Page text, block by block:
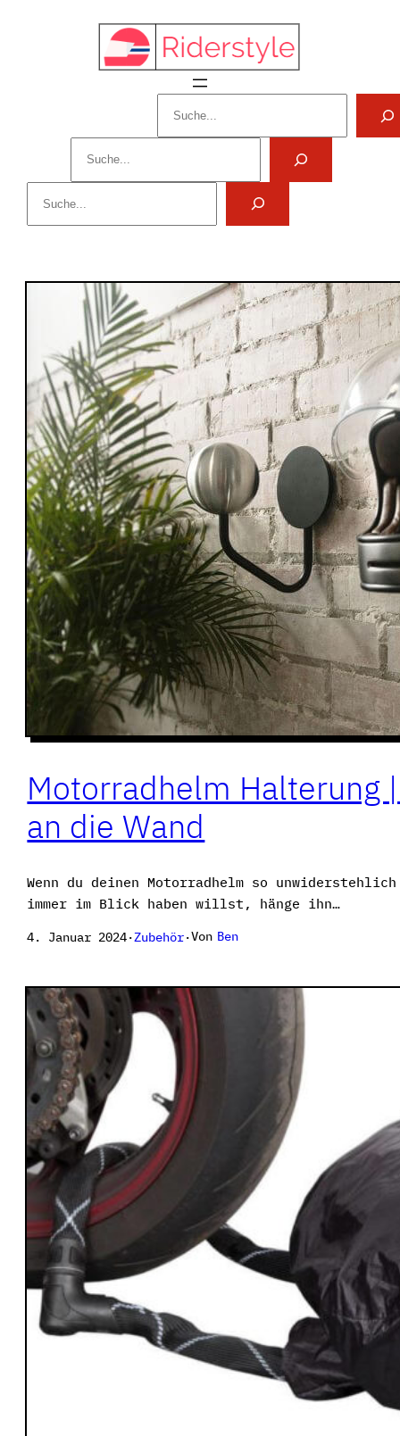
Motorradhelm Halterung
an die Wand
Wenn du deinen Motorradhelm so
immer im Blick haben willst, hänge ihn…
4. Januar 2024·Zubehör·Von Ben